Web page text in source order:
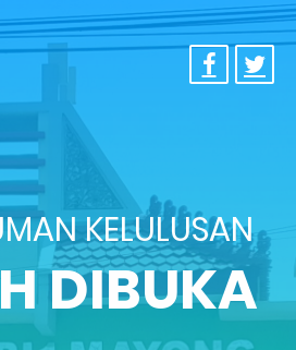
KELULUSAN
DIBUKA